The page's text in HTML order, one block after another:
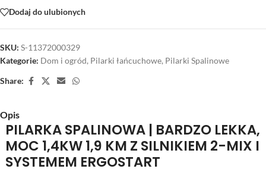
Dodaj do ulubionych
SKU: S-11372000329
Kategorie: Dom i ogród, Pilarki łańcuchowe, Pilarki Spalinowe
Share:
Opis
PILARKA SPALINOWA | BARDZO LEKKA,
MOC 1,4KW 1,9 KM Z SILNIKIEM 2-MIX I
SYSTEMEM ERGOSTART